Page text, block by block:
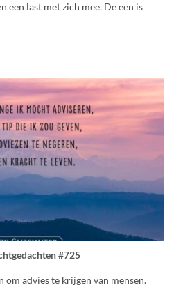
een last met zich mee. De een is
#725
om advies te krijgen van mensen.